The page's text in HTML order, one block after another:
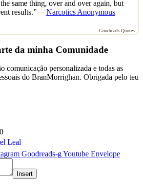
same thing, over and over again, but
results.” —Narcotics Anonymous
Goodreads Quotes
da minha Comunidade
comunicação personalizada e todas as
do BranMorrighan. Obrigada pelo teu
Leal
Goodreads-gYoutube Envelope
Insert